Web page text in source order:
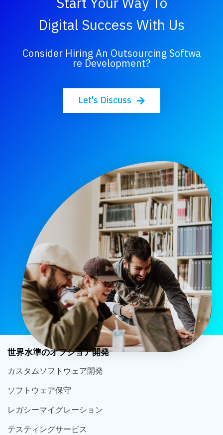
Digital Success With Us
Consider Hiring An Outsourcing Softwa
Re Development?
Let's Discuss
世界水準のオフショア開発
カスタムソフトウェア開発
ソフト ウェア保守
レガシーマイグレーション
テスティングサービス